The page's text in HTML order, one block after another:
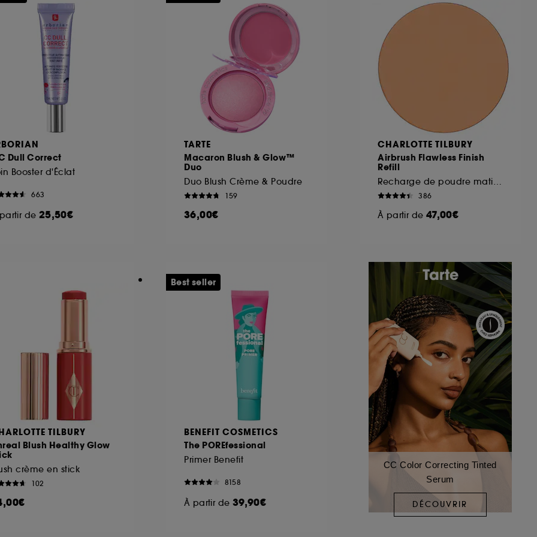
Dull Correct
Booster d'Éclat
663
de 25,50€
TARTE
Macaron Blush & Glow™
Duo
Duo Blush Crème & Poudre
159
36,00€
CHARLOTTE TILBURY
Airbrush Flawless Finish
Refill
386
À partir de 47,00€
TILBURY
Blush Healthy Glow
crème en stick
102
BENEFIT COSMETICS
The POREfessional
Primer Benefit
8158
À partir de 39,90€
Best seller
CC Color Correcting Tinted
Serum
DÉCOUVRIR
et la lecture de ces traceurs requiert votre accord. Vous pouvez personnaliser vos choix concernant
mes choix" ci-dessous ou décider de "tout accepter". Sephora pourra associer les
Cookies, pour les finalités acceptées, avec les données personnelles collectées ou générées lors
refuser tous les cookies, cliques sur "continuer sans accepter". Voous pouvez à tout moment choisir
obtenir plus d'information sur les cookies utilisés,
cliquez